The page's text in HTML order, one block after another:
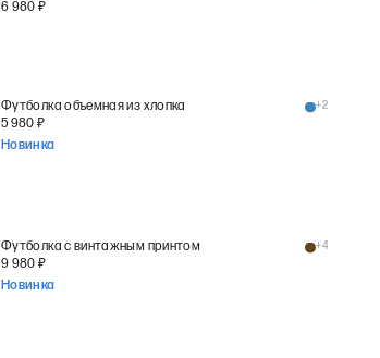
6 980 ₽
Футболка объемная из хлопка
5 980 ₽
Новинка
+2
Футболка с винтажным принтом
9 980 ₽
Новинка
+4